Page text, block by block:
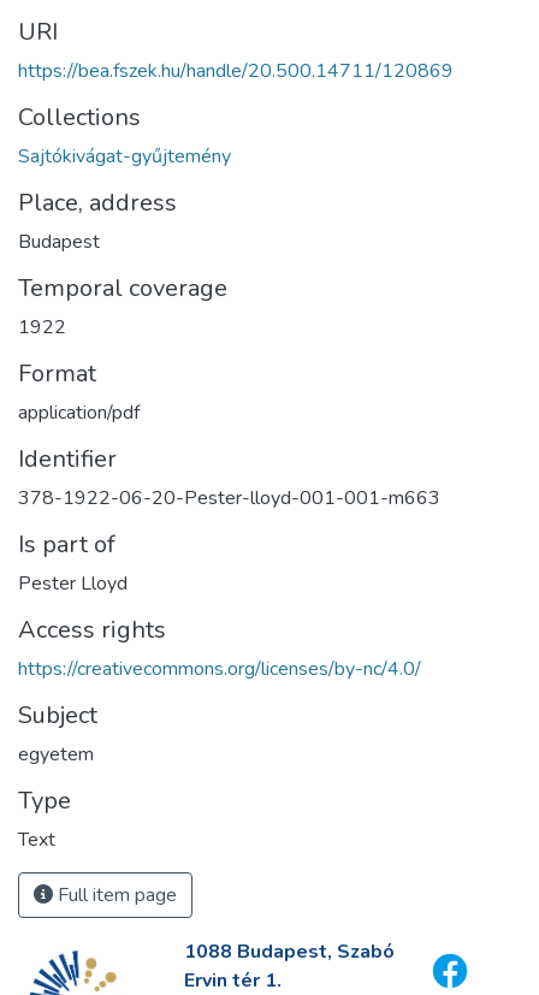
URI
https://bea.fszek.hu/handle/20.500.14711/120869
Collections
Sajtókivágat-gyűjtemény
Place, address
Budapest
Temporal coverage
1922
Format
application/pdf
Identifier
378-1922-06-20-Pester-lloyd-001-001-m663
Is part of
Pester Lloyd
Access rights
https://creativecommons.org/licenses/by-nc/4.0/
Subject
egyetem
Type
Text
Full item page
1088 Budapest, Szabó
Ervin tér 1.